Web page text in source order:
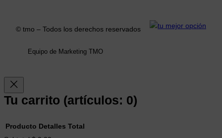
© tmo – Todos los derechos reservados
Equipo de Marketing TMO
Tu carrito (artículos: 0)
Producto Detalles Total